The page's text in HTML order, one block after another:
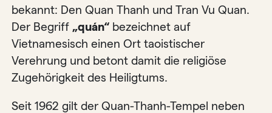
bekannt: Den Quan Thanh und Tran Vu Quan.
Der Begriff „quán“ bezeichnet auf
Vietnamesisch einen Ort taoistischer
Verehrung und betont damit die religiöse
Zugehörigkeit des Heiligtums.
Seit 1962 gilt der Quan-Thanh-Tempel neben